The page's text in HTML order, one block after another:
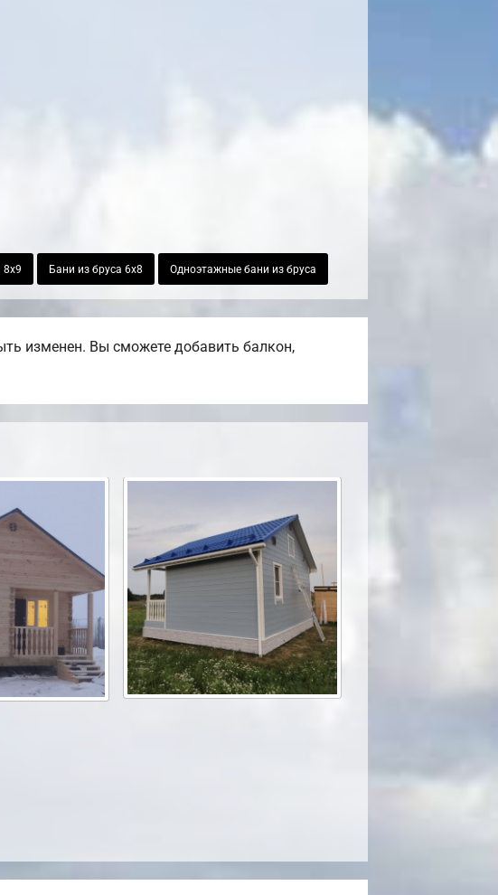
8х9 Бани из бруса 6х8 Одноэтажные бани из бруса
изменен. Вы сможете добавить балкон,